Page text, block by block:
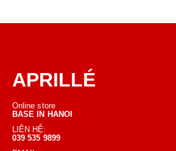
APRILLÉ
Online store
BASE IN HANOI
LIÊN HỆ:
039 535 9899